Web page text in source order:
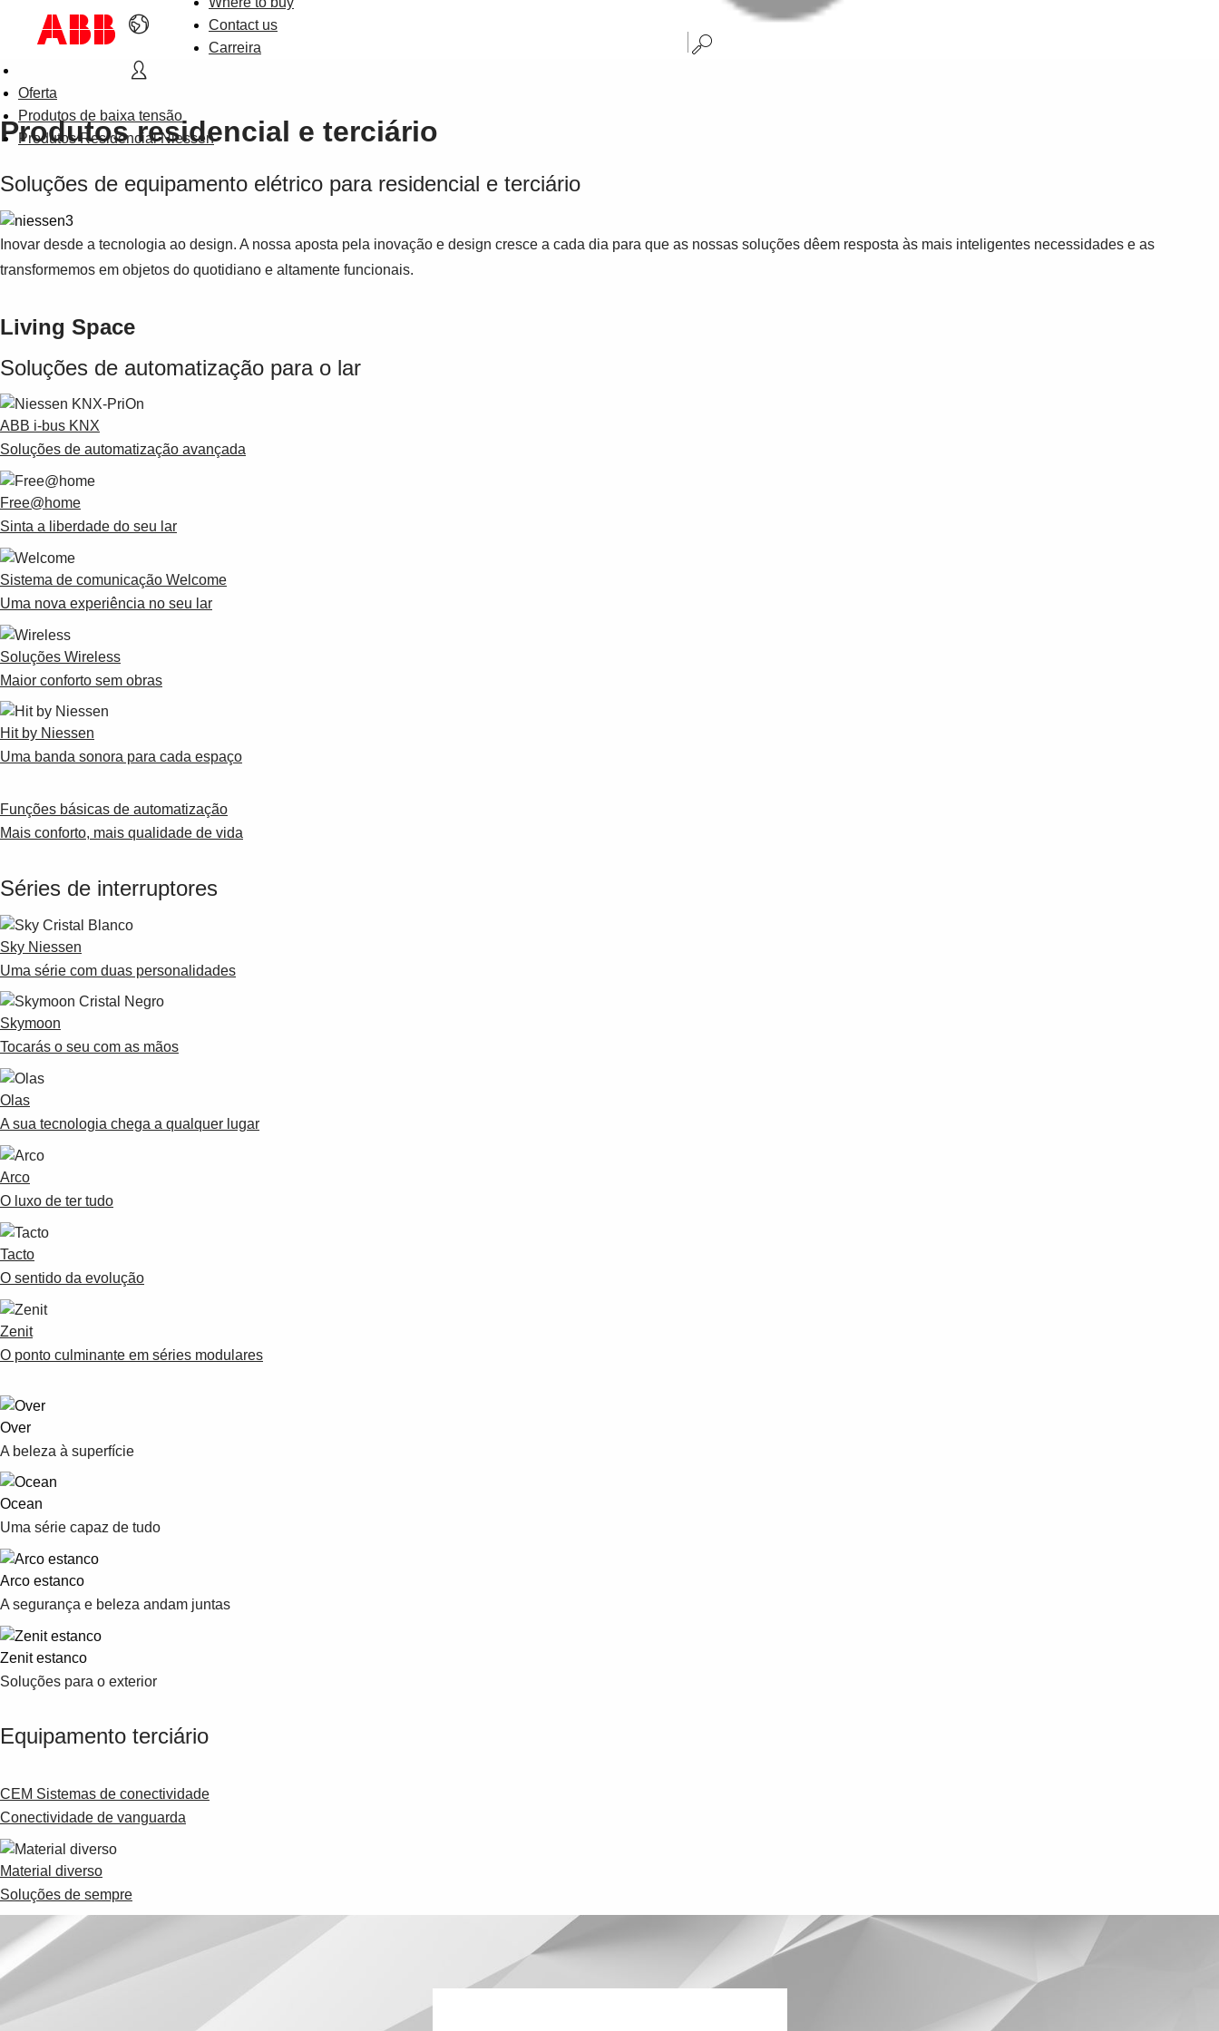
Contact us
Carreira
Oferta
Produtos de baixa tensão
Produtos Residencial Niessen
Produtos residencial e terciário
Soluções de equipamento elétrico para residencial e terciário
Inovar desde a tecnologia ao design. A nossa aposta pela inovação e design cresce a cada dia para que as nossas soluções dêem resposta às mais inteligentes necessidades e as
transformemos em objetos do quotidiano e altamente funcionais.
Living Space
Soluções de automatização para o lar
ABB i-bus KNX
Soluções de automatização avançada
Free@home
Sinta a liberdade do seu lar
Sistema de comunicação Welcome
Uma nova experiência no seu lar
Soluções Wireless
Maior conforto sem obras
Hit by Niessen
Uma banda sonora para cada espaço
Funções básicas de automatização
Mais conforto, mais qualidade de vida
Séries de interruptores
Sky Niessen
Uma série com duas personalidades
Skymoon
Tocarás o seu com as mãos
Olas
A sua tecnologia chega a qualquer lugar
Arco
O luxo de ter tudo
Tacto
O sentido da evolução
Zenit
O ponto culminante em séries modulares
Over
A beleza à superfície
Ocean
Uma série capaz de tudo
Arco estanco
A segurança e beleza andam juntas
Zenit estanco
Soluções para o exterior
Equipamento terciário
CEM Sistemas de conectividade
Conectividade de vanguarda
Material diverso
Soluções de sempre